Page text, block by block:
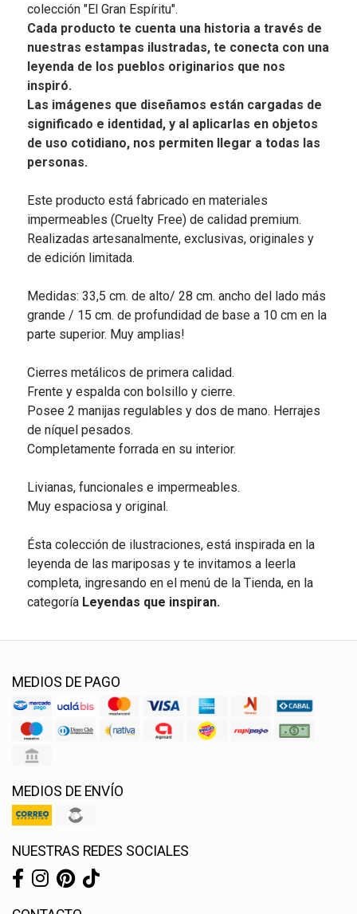
colección "El Gran Espíritu".
Cada producto te cuenta una historia a través de
nuestras estampas ilustradas, te conecta con una
leyenda de los pueblos originarios que nos
inspiró.
Las imágenes que diseñamos están cargadas de
significado e identidad, y al aplicarlas en objetos
de uso cotidiano, nos permiten llegar a todas las
personas.
Este producto está fabricado en materiales
impermeables (Cruelty Free) de calidad premium.
Realizadas artesanalmente, exclusivas, originales y
de edición limitada.
Medidas: 33,5 cm. de alto/ 28 cm. ancho del lado más
grande / 15 cm. de profundidad de base a 10 cm en la
parte superior. Muy amplias!
Cierres metálicos de primera calidad.
Frente y espalda con bolsillo y cierre.
Posee 2 manijas regulables y dos de mano. Herrajes
de níquel pesados.
Completamente forrada en su interior.
Livianas, funcionales e impermeables.
Muy espaciosa y original.
Ésta colección de ilustraciones, está inspirada en la
leyenda de las mariposas y te invitamos a leerla
completa, ingresando en el menú de la Tienda, en la
categoría Leyendas que inspiran.
MEDIOS DE PAGO
MEDIOS DE ENVÍO
NUESTRAS REDES SOCIALES